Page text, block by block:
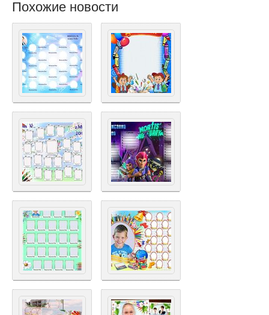
Похожие новости